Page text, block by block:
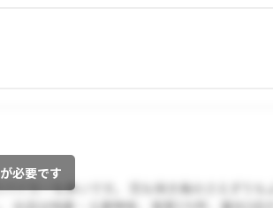
が必要です